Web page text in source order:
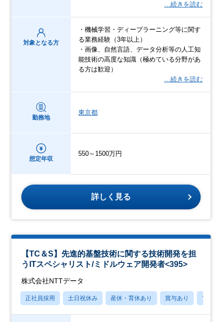
…続きを読む
対象となる方
・機械学習・ディープラーニング等に関す
る業務経験（3年以上）
・画像、自然言語、データ分析等の人工知
能技術の高度な知識（極めている分野があ
る方は歓迎）
…続きを読む
勤務地
東京都
想定年収
550～1500万円
詳しく見る
【TC＆S】先進的基盤技術に関する技術開発を担
うITスペシャリスト/ミドルウェア開発者<395>
株式会社NTTデータ
正社員採用 土日祝休み 産休・育休あり 賞与あり フレッ